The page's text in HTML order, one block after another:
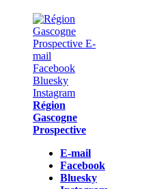
Région
Gascogne
Prospective
E-mail
Facebook
Bluesky